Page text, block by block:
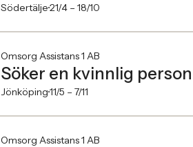
Södertälje21/4 – 18/10
Omsorg Assistans 1 AB
Söker en kvinnlig
Jönköping11/5 – 7/11
Omsorg Assistans 1 AB